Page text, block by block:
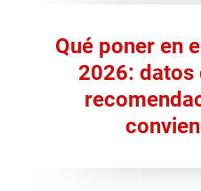
Qué poner en
2026: